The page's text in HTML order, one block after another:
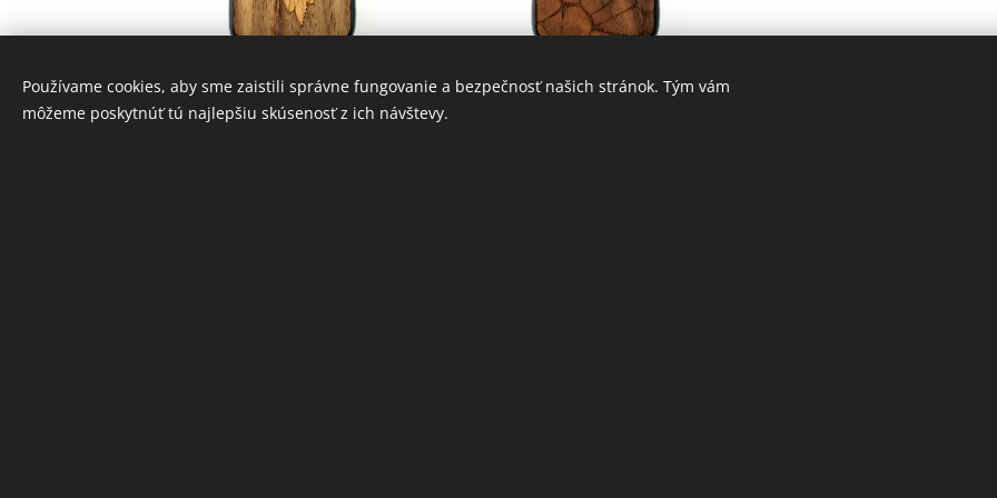
Drevený obal na Samsung -
Cherry Hart
Drevený obal na Samsung -
Používame cookies, aby sme zaistili správne fungovanie a bezpečnosť našich stránok. Tým vám
môžeme poskytnúť tú najlepšiu skúsenosť z ich návštevy.